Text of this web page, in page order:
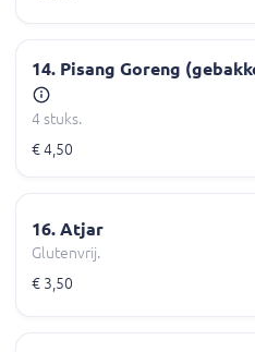
14. Pisang Goreng
4 stuks.
€ 4,50
16. Atjar
Glutenvrij.
€ 3,50